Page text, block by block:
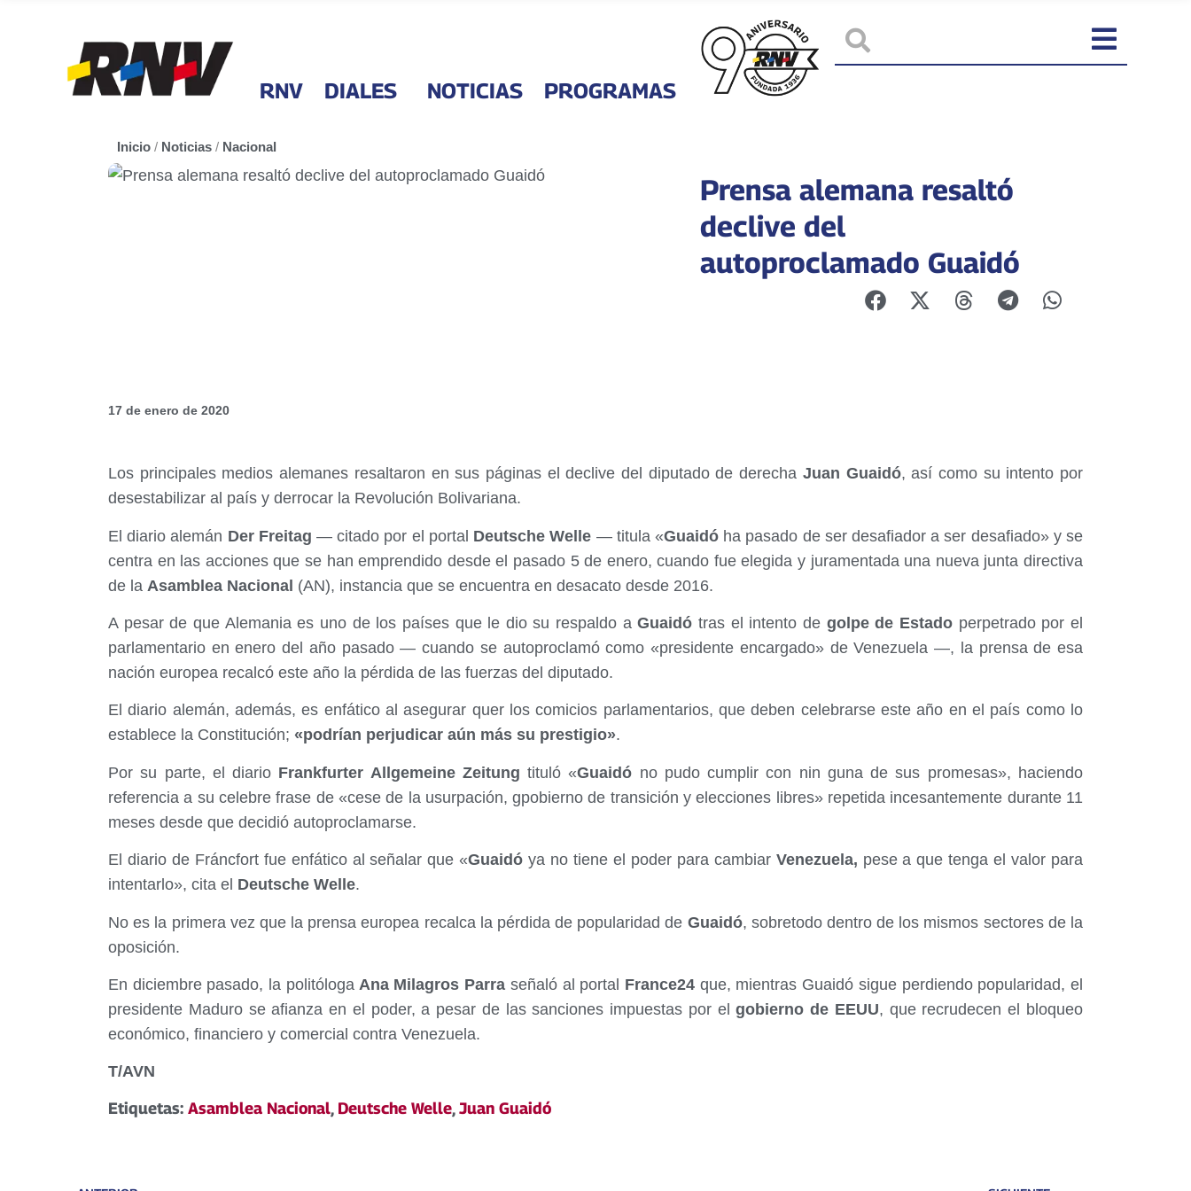
RNV DIALES NOTICIAS PROGRAMAS
Inicio / Noticias / Nacional
Prensa alemana resaltó
declive del
autoproclamado Guaidó
17 de enero de 2020
Los principales medios alemanes resaltaron en sus páginas el declive del diputado de derecha Juan Guaidó, así como su intento por
desestabilizar al país y derrocar la Revolución Bolivariana.
El diario alemán Der Freitag — citado por el portal Deutsche Welle — titula «Guaidóha pasado de ser desafiador a ser desafiado» y se
centra en las acciones que se han emprendido desde el pasado 5 de enero, cuando fue elegida y juramentada una nueva junta directiva
de la Asamblea Nacional (AN), instancia que se encuentra en desacato desde 2016.
A pesar de que Alemania es uno de los países que le dio su respaldo aGuaidó tras el intento de golpe de Estado perpetrado por el
parlamentario en enero del año pasado — cuando se autoproclamó como «presidente encargado» de Venezuela —, la prensa de esa
nación europea recalcó este año la pérdida de las fuerzas del diputado.
El diario alemán, además, es enfático al asegurar quer los comicios parlamentarios, que deben celebrarse este año en el país como lo
establece la Constitución; «podrían perjudicar aún más su prestigio».
Por su parte, el diario Frankfurter Allgemeine Zeitung tituló «Guaidó no pudo cumplir con nin guna de sus promesas», haciendo
referencia a su celebre frase de «cese de la usurpación, gpobierno de transición y elecciones libres» repetida incesantemente durante 11
meses desde que decidió autoproclamarse.
El diario de Fráncfort fue enfático al señalar que «Guaidó ya no tiene el poder para cambiar Venezuela, pese a que tenga el valor para
intentarlo», cita el Deutsche Welle.
No es la primera vez que la prensa europea recalca la pérdida de popularidad de Guaidó, sobretodo dentro de los mismos sectores de la
oposición.
En diciembre pasado, la politólogaAna Milagros Parra señaló al portal France24que, mientras Guaidó sigue perdiendo popularidad, el
presidente Maduro se afianza en el poder, a pesar de las sanciones impuestas por elgobierno de EEUU, que recrudecen el bloqueo
económico, financiero y comercial contra Venezuela.
T/AVN
Etiquetas: Asamblea Nacional, Deutsche Welle,Juan Guaidó